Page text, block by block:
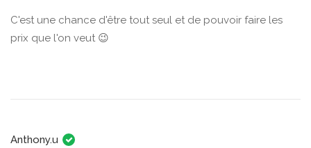
C'est une chance d'être tout seul et de pouvoir faire les
prix que l'on veut 😉
Anthony.u